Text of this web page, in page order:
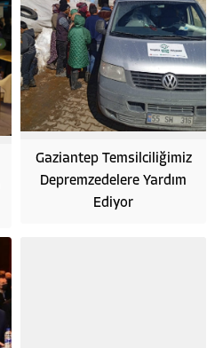
Gaziantep Temsilciliğimiz
Depremzedelere Yardım
Ediyor